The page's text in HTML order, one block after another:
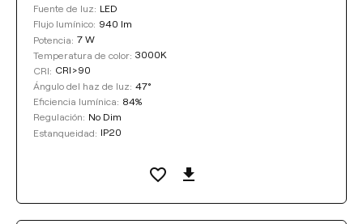
Fuente de luz: LED
Flujo lumínico: 940 lm
Potencia: 7 W
Temperatura de color: 3000K
CRI: CRI>90
Ángulo del haz de luz: 47°
Eficiencia lumínica: 84%
Regulación: No Dim
Estanqueidad: IP20